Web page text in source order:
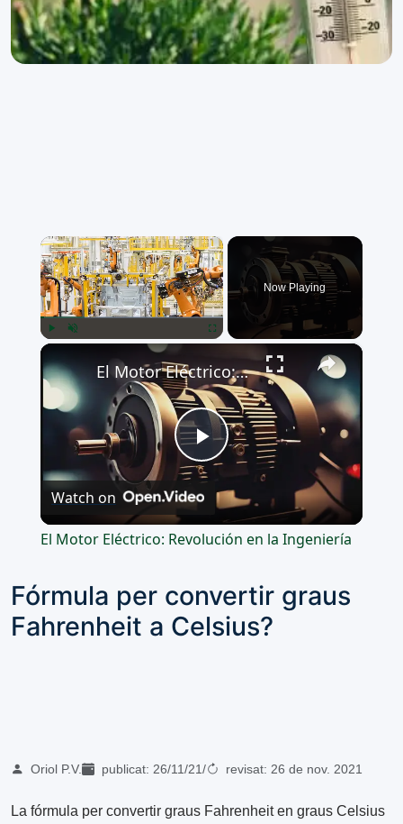
×
Now Playing
×
Play
Video
El Motor Eléctrico: Revolución en la Ingeniería
Watch on
El Motor Eléctrico: Revolución en la Ingeniería
Fórmula per convertir graus
Fahrenheit a Celsius?
Oriol P.V. publicat: 26/11/21/ revisat: 26 de nov. 2021
La fórmula per convertir graus Fahrenheit en graus Celsius